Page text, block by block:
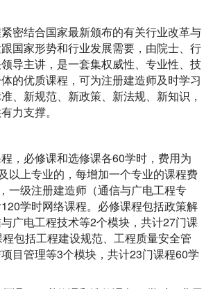
。
密结合国家最新颁布的有关行业改革与
国家形势和行业发展需要，由院士、行
导主讲，是一套集权威性、专业性、技
的优质课程，可为注册建造师及时学习
、新规范、新政策、新法规、新知识，
有力支撑。
，必修课和选修课各60学时，费用为
以上专业的，每增加一个专业的课程费
一级注册建造师（通信与广电工程专
学时网络课程。必修课程包括政策解
广电工程技术等2个模块，共计27门课
包括工程建设规范、工程质量安全管
目管理等3个模块，共计23门课程60学